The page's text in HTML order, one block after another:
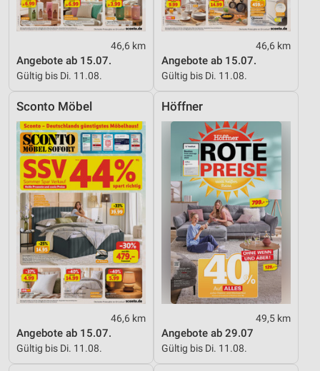
46,6 km
Angebote ab 15.07.
Gültig bis Di. 11.08.
46,6 km
Angebote ab 15.07.
Gültig bis Di. 11.08.
Sconto Möbel
46,6 km
Angebote ab 15.07.
Gültig bis Di. 11.08.
Höffner
49,5 km
Angebote ab 29.07
Gültig bis Di. 11.08.